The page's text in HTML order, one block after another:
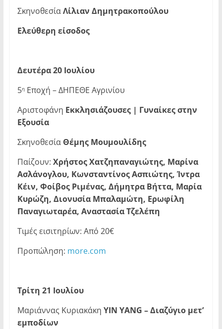
ΣκηνοθεσίαΛίλιαν Δημητρακοπούλου
Ελεύθερη είσοδος
Δευτέρα 20 Ιουλίου
5ηΕποχή – ΔΗΠΕΘΕ Αγρινίου
Αριστοφάνη Εκκλησιάζουσες | Γυναίκες στην
Εξουσία
Σκηνοθεσία Θέμης Μουμουλίδης
Παίζουν: Χρήστος Χατζηπαναγιώτης, Μαρίνα
Ασλάνογλου, Κωνσταντίνος Ασπιώτης, Ίντρα
Κέιν, Φοίβος Ριμένας, Δήμητρα Βήττα, Μαρία
Κυρώζη, Διονυσία Μπαλαμώτη, Ερωφίλη
Παναγιωταρέα, Αναστασία Τζελέπη
Τιμές εισιτηρίων: Από 20€
Προπώληση: more.com
Τρίτη 21 Ιουλίου
Μαριάννας Κυριακάκη YIN YANG – Διαζύγιο μετ’
εμποδίων